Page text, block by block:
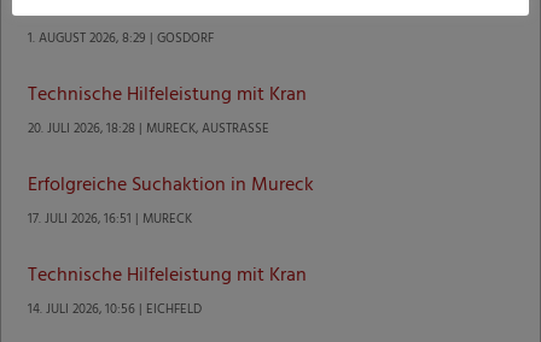
1. AUGUST 2026, 8:29 | GOSDORF
Technische Hilfeleistung mit Kran
20. JULI 2026, 18:28 | MURECK, AUSTRASSE
Erfolgreiche Suchaktion in Mureck
17. JULI 2026, 16:51 | MURECK
Technische Hilfeleistung mit Kran
14. JULI 2026, 10:56 | EICHFELD